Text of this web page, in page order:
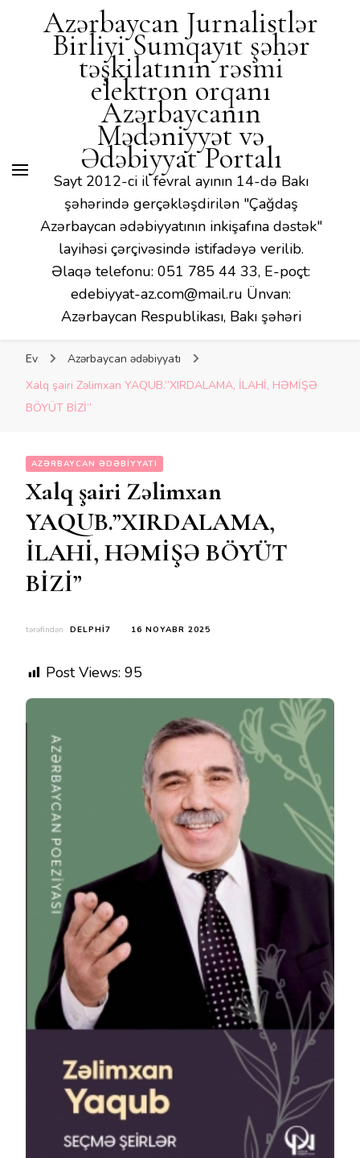
Mədəniyyət və Ədəbiyyat
Portalı
Azərbaycan Jurnalistlər
Birliyi Sumqayıt şəhər
təşkilatının rəsmi
elektron orqanı
Azərbaycanın
Mədəniyyət və
Ədəbiyyat Portalı
Sayt 2012-ci il fevral ayının 14-də Bakı
şəhərində gerçəkləşdirilən "Çağdaş
Azərbaycan ədəbiyyatının inkişafına dəstək"
layihəsi çərçivəsində istifadəyə verilib.
Əlaqə telefonu: 051 785 44 33, E-poçt:
edebiyyat-az.com@mail.ru Ünvan:
Azərbaycan Respublikası, Bakı şəhəri
Ev
Azərbaycan ədəbiyyatı
Xalq şairi Zəlimxan YAQUB.”XIRDALAMA, İLAHİ, HƏMİŞƏ
BÖYÜT BİZİ”
AZƏRBAYCAN ƏDƏBIYYATI
Xalq şairi Zəlimxan
YAQUB.”XIRDALAMA,
İLAHİ, HƏMİŞƏ BÖYÜT
BİZİ”
tərəfindən DELPHI7 16 NOYABR 2025
Post Views: 95